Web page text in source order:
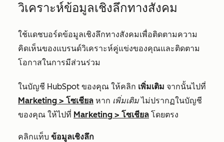
วิเคราะห์ข้อมูลเชิงลึกทางสังคม
ใช้แดชบอร์ดข้อมูลเชิงลึกทางสังคมเพื่อติดตามความ
คิดเห็นของแบรนด์วิเคราะห์คู่แข่งของคุณและติดตาม
โอกาสในการมีส่วนร่วม
ในบัญชี HubSpot ของคุณ ให้คลิก เพิ่มเติม จากนั้นไปที่
Marketing > โซเชียล หาก เพิ่มเติมไม่ปรากฏในบัญชี
ของคุณ ให้ไปที่ Marketing > โซเชียล โดยตรง
คลิกแท็บ ข้อมูลเชิงลึก